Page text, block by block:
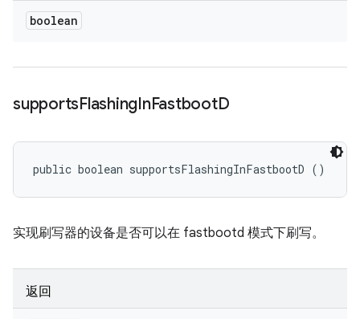
boolean
supportsFlashingInFastbootD
public boolean supportsFlashingInFastbootD ()
实现刷写器的设备是否可以在 fastbootd 模式下刷写。
返回